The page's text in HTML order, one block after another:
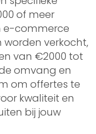
of meer
e-commerce
verkocht,
van €2000 tot
omvang en
om offertes te
kwaliteit en
bij jouw